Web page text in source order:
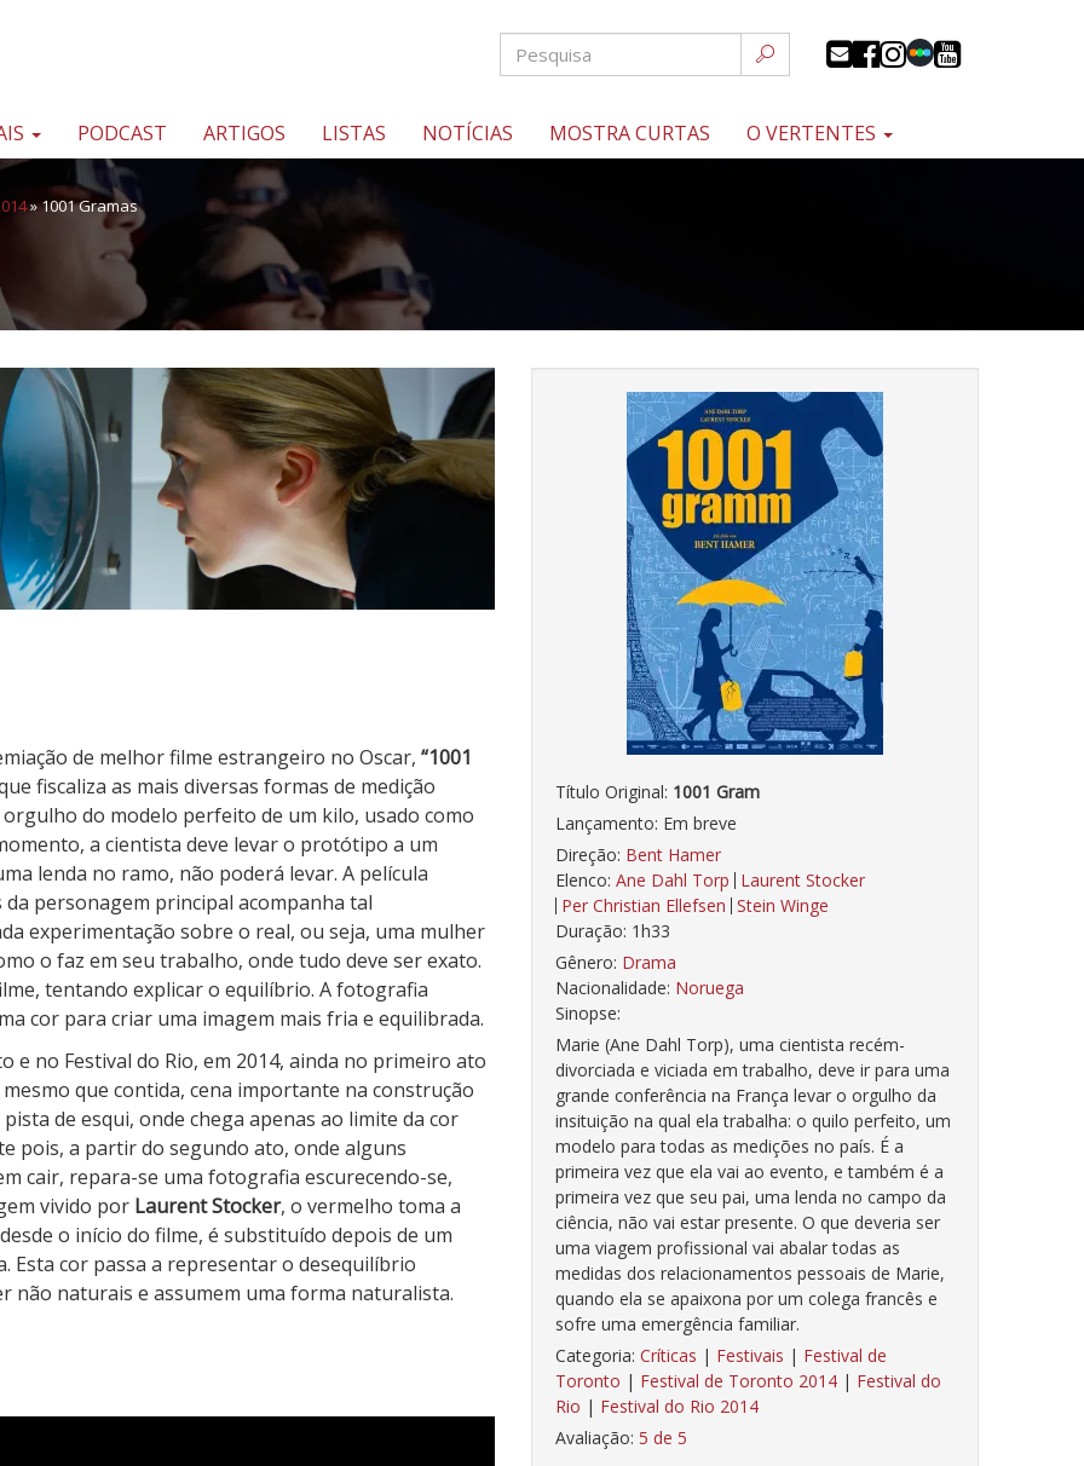
PODCAST ARTIGOS LISTAS NOTÍCIAS MOSTRA CURTAS O VERTENTES
»1001 Gramas
Título Original: 1001 Gram
Lançamento: Em breve
Direção: Bent Hamer
Elenco: Ane Dahl Torp Laurent Stocker
Per Christian Ellefsen Stein Winge
Duração: 1h33
Gênero: Drama
Nacionalidade: Noruega
Sinopse:
Marie (Ane Dahl Torp), uma cientista recém-
divorciada e viciada em trabalho, deve ir para uma
grande conferência na França levar o orgulho da
insituição na qual ela trabalha: o quilo perfeito, um
modelo para todas as medições no país. É a
primeira vez que ela vai ao evento, e também é a
primeira vez que seu pai, uma lenda no campo da
ciência, não vai estar presente. O que deveria ser
uma viagem profissional vai abalar todas as
medidas dos relacionamentos pessoais de Marie,
quando ela se apaixona por um colega francês e
sofre uma emergência familiar.
Categoria: Críticas | Festivais | Festival de
Toronto | Festival de Toronto 2014 | Festival do
Rio | Festival do Rio 2014
Avaliação: 5 de 5
de melhor filme estrangeiro no Oscar, “1001
fiscaliza as mais diversas formas de medição
do modelo perfeito de um kilo, usado como
a cientista deve levar o protótipo a um
lenda no ramo, não poderá levar. A película
da personagem principal acompanha tal
experimentação sobre o real, ou seja, uma mulher
o faz em seu trabalho, onde tudo deve ser exato.
tentando explicar o equilíbrio. A fotografia
cor para criar uma imagem mais fria e equilibrada.
e no Festival do Rio, em 2014, ainda no primeiro ato
que contida, cena importante na construção
de esqui, onde chega apenas ao limite da cor
pois, a partir do segundo ato, onde alguns
cair, repara-se uma fotografia escurecendo-se,
vivido por Laurent Stocker, o vermelho toma a
o início do filme, é substituído depois de um
Esta cor passa a representar o desequilíbrio
não naturais e assumem uma forma naturalista.